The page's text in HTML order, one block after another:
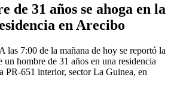
de 31 años se ahoga en la
en Arecibo
7:00 de la mañana de hoy se reportó la
hombre de 31 años en una residencia
PR-651 interior, sector La Guinea, en